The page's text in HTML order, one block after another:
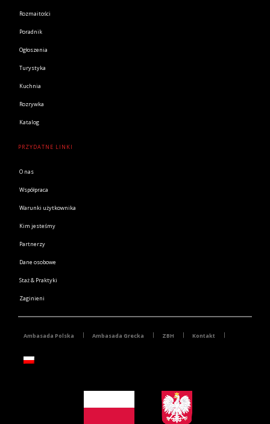
Rozmaitości
Poradnik
Ogłoszenia
Turystyka
Kuchnia
Rozrywka
Katalog
PRZYDATNE LINKI
O nas
Współpraca
Warunki użytkownika
Kim jesteśmy
Partnerzy
Dane osobowe
Staż & Praktyki
Zaginieni
Ambasada Polska Ambasada Grecka ZBH Kontakt